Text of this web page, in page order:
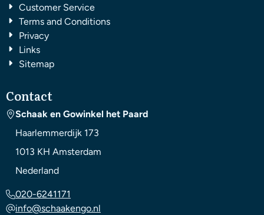
Customer Service
Terms and Conditions
Privacy
Links
Sitemap
Contact
Schaak en Gowinkel het Paard
Haarlemmerdijk 173
1013 KH Amsterdam
Nederland
020-6241171
info@schaakengo.nl